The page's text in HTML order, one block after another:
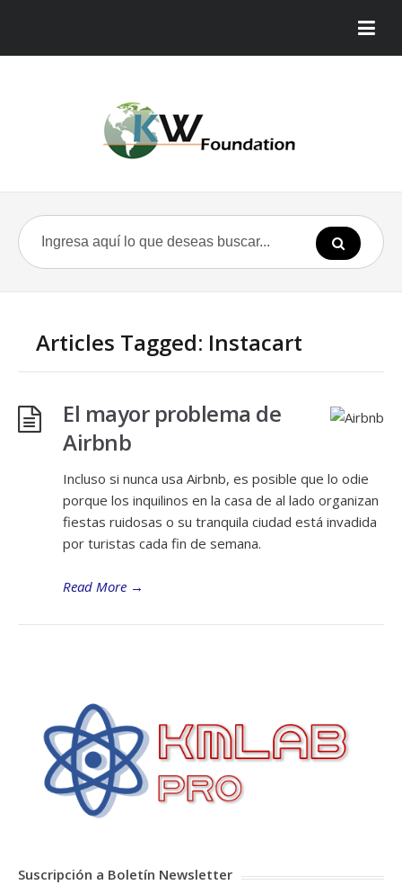
Articles Tagged: Instacart
El mayor problema de
Airbnb
Incluso si nunca usa Airbnb, es posible que lo odie
porque los inquilinos en la casa de al lado organizan
fiestas ruidosas o su tranquila ciudad está invadida
por turistas cada fin de semana.
Read More →
Suscripción a Boletín Newsletter